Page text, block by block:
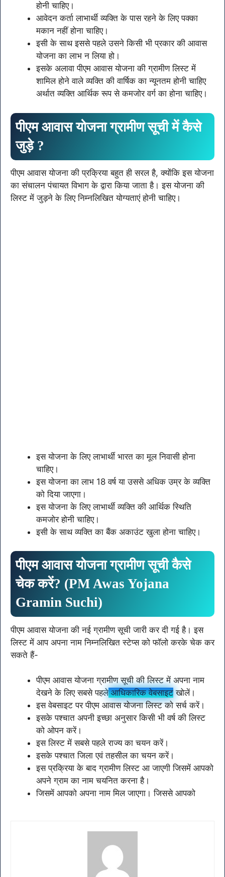
होनी चाहिए।
आवेदन कर्ता लाभार्थी व्यक्ति के पास रहने के लिए पक्का
मकान नहीं होना चाहिए।
इसी के साथ इससे पहले उसने किसी भी प्रकार की आवास
योजना का लाभ न लिया हो।
इसके अलावा पीएम आवास योजना की ग्रामीण लिस्ट में
शामिल होने वाले व्यक्ति की वार्षिक का न्यूनतम होनी चाहिए
अर्थात व्यक्ति आर्थिक रूप से कमजोर वर्ग का होना चाहिए।
पीएम आवास योजना ग्रामीण सूची में कैसे
जुड़े ?
पीएम आवास योजना की प्रक्रिया बहुत ही सरल है, क्योंकि इस योजना
का संचालन पंचायत विभाग के द्वारा किया जाता है। इस योजना की
लिस्ट में जुड़ने के लिए निम्नलिखित योग्यताएं होनी चाहिए।
इस योजना के लिए लाभार्थी भारत का मूल निवासी होना
चाहिए।
इस योजना का लाभ 18 वर्ष या उससे अधिक उम्र के व्यक्ति
को दिया जाएगा।
इस योजना के लिए लाभार्थी व्यक्ति की आर्थिक स्थिति
कमजोर होनी चाहिए।
इसी के साथ व्यक्ति का बैंक अकाउंट खुला होना चाहिए।
पीएम आवास योजना ग्रामीण सूची कैसे
चेक करें? (PM Awas Yojana
Gramin Suchi)
पीएम आवास योजना की नई ग्रामीण सूची जारी कर दी गई है। इस
लिस्ट में आप अपना नाम निम्नलिखित स्टेप्स को फॉलो करके चेक कर
सकते हैं-
पीएम आवास योजना ग्रामीण सूची की लिस्ट में अपना नाम
देखने के लिए सबसे पहलेआधिकारिक वेबसाइट खोलें।
इस वेबसाइट पर पीएम आवास योजना लिस्ट को सर्च करें।
इसके पश्चात अपनी इच्छा अनुसार किसी भी वर्ष की लिस्ट
को ओपन करें।
इस लिस्ट में सबसे पहले राज्य का चयन करें।
इसके पश्चात जिला एवं तहसील का चयन करें।
इस प्रक्रिया के बाद ग्रामीण लिस्ट आ जाएगी जिसमें आपको
अपने ग्राम का नाम चयनित करना है।
जिसमें आपको अपना नाम मिल जाएगा। जिससे आपको